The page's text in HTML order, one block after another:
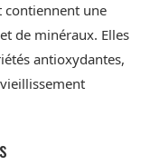
contiennent une
de minéraux. Elles
antioxydantes,